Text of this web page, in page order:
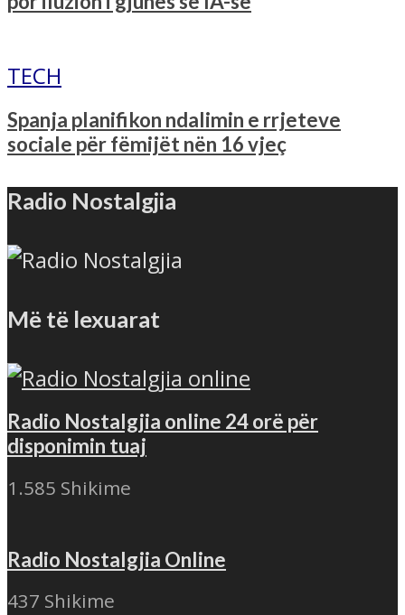
TECH
Spanja planifikon ndalimin e rrjeteve
sociale për fëmijët nën 16 vjeç
Radio Nostalgjia
Më të lexuarat
Radio Nostalgjia online 24 orë për
disponimin tuaj
1.585 Shikime
Radio Nostalgjia Online
437 Shikime